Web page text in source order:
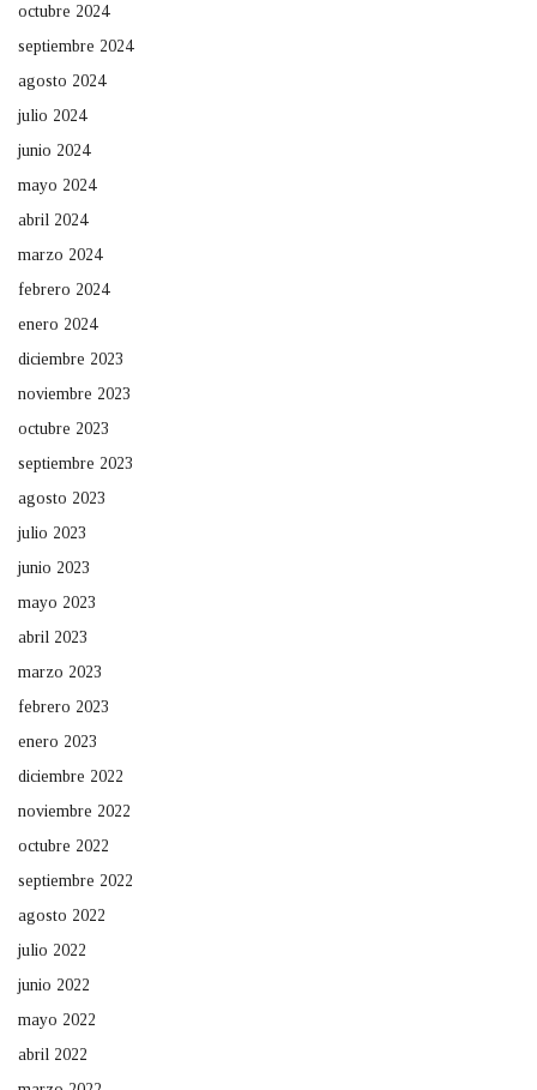
octubre 2024
septiembre 2024
agosto 2024
julio 2024
junio 2024
mayo 2024
abril 2024
marzo 2024
febrero 2024
enero 2024
diciembre 2023
noviembre 2023
octubre 2023
septiembre 2023
agosto 2023
julio 2023
junio 2023
mayo 2023
abril 2023
marzo 2023
febrero 2023
enero 2023
diciembre 2022
noviembre 2022
octubre 2022
septiembre 2022
agosto 2022
julio 2022
junio 2022
mayo 2022
abril 2022